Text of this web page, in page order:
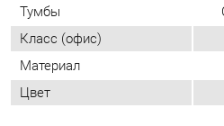
ОТЗЫВЫ
Пока нет отзывов, поделитесь
ДОБАВИТЬ